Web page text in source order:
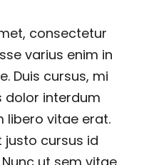
consectetur
varius enim in
Duis cursus, mi
dolor interdum
libero vitae erat.
justo cursus id